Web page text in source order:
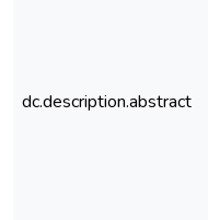
dc.description.abstract